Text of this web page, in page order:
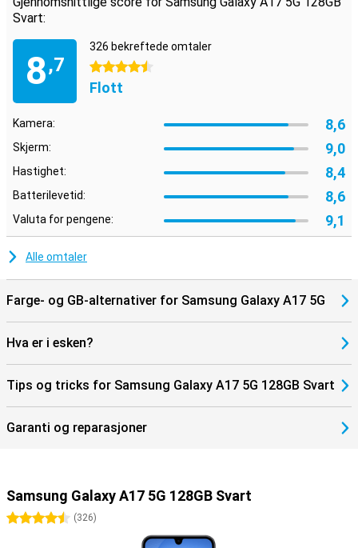
Batteriet på 5000 mAh tar deg uanstrengt gjennom dagen, selv ved
tung bruk som strømming, fotografering og navigering. Hvis du
trenger å lade batteriet, kan du gjøre det raskt takket være
hurtigladefunksjonen, slik at du raskt kan komme i gang igjen.
Kombinasjonen av energieffektiv maskinvare og et stort batteri
sørger for at enheten varer lenge uten at du hele tiden må lete
etter en lader. Dette gir deg mer frihet og mindre bekymringer i
Svart:
8,7
326 bekreftede omtaler
4.5 stjerner
Flott
Kamera: 8,6
Skjerm: 9,0
Hastighet: 8,4
Batterilevetid: 8,6
Valuta for pengene: 9,1
Alle omtaler
Farge- og GB-alternativer for Samsung Galaxy A17 5G
Hva er i esken?
Tips og tricks for Samsung Galaxy A17 5G 128GB Svart
Garanti og reparasjoner
Samsung Galaxy A17 5G 128GB Svart
4.5 stjerner
(326)